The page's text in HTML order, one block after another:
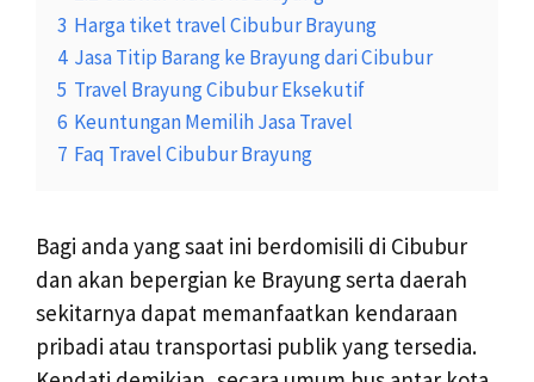
3 Harga tiket travel Cibubur Brayung
4 Jasa Titip Barang ke Brayung dari Cibubur
5 Travel Brayung Cibubur Eksekutif
6 Keuntungan Memilih Jasa Travel
7 Faq Travel Cibubur Brayung
Bagi anda yang saat ini berdomisili di Cibubur
dan akan bepergian ke Brayung serta daerah
sekitarnya dapat memanfaatkan kendaraan
pribadi atau transportasi publik yang tersedia.